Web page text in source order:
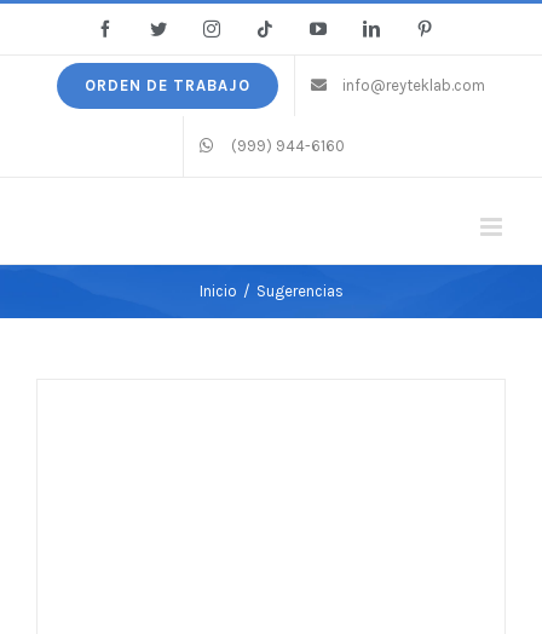
contenido
FacebookTwitter InstagramTiktok YouTubeLinkedIn
ORDEN DE TRABAJO info@reyteklab.com
(999) 944-6160
Inicio / Sugerencias